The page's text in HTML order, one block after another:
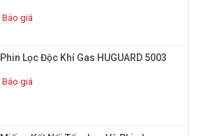
độc là các hộp lọc có hình dạng một
hoặc kim loại đường kính 7-10cm, cao 2
– 200cm3 phía trong chứa đầy vật liệu
phải đạt tiêu chuẩn chất lượng vật liệu
bảo vệ hô hấp. Các loại vật liệu này
dung tích nhỏ của hộp lọc nhưng vẫn
Báo giá
Phin Lọc Độc Khí Gas HUGUARD 5003
Báo giá